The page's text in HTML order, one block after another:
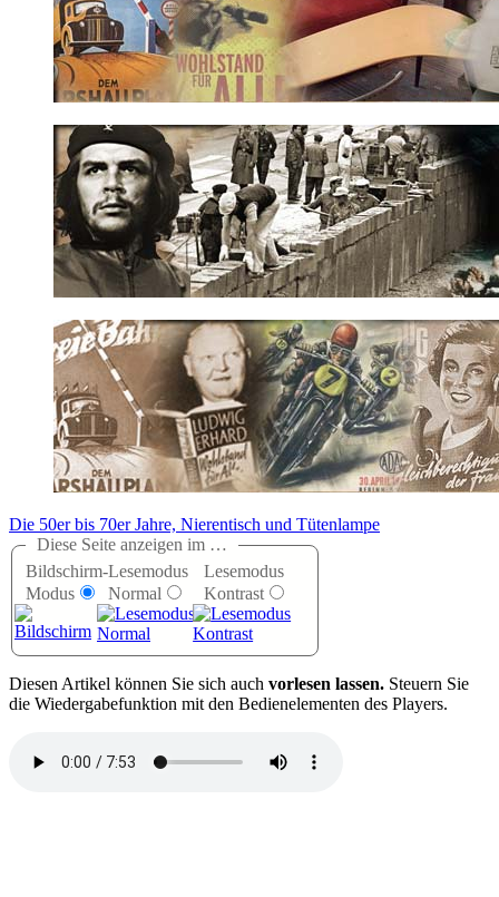
Die 50er bis 70er Jahre, Nierentisch und Tütenlampe
Diese Seite anzeigen im …
Bildschirm-
Modus
Lesemodus
Normal
Lesemodus
Kontrast
Diesen Artikel können Sie sich auch vorlesen lassen. Steuern Sie
die Wiedergabefunktion mit den Bedienelementen des Players.